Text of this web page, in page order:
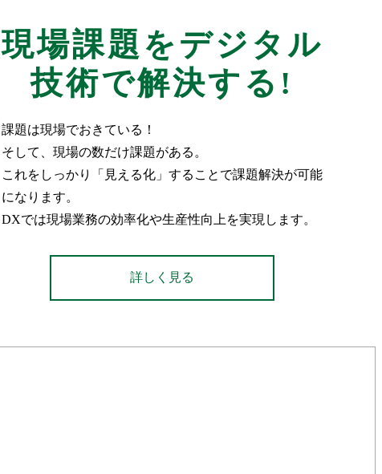
現場課題をデジタル
技術で解決する!
課題は現場でおきている！
そして、現場の数だけ課題がある。
これをしっかり「見える化」することで課題解決が可能
になります。
DXでは現場業務の効率化や生産性向上を実現します。
詳しく見る